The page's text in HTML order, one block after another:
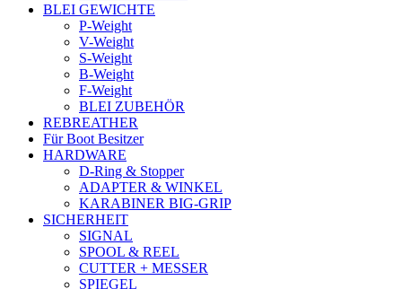
BLEI GEWICHTE
P-Weight
V-Weight
S-Weight
B-Weight
F-Weight
BLEI ZUBEHÖR
REBREATHER
Für Boot Besitzer
HARDWARE
D-Ring & Stopper
ADAPTER & WINKEL
KARABINER BIG-GRIP
SICHERHEIT
SIGNAL
SPOOL & REEL
CUTTER + MESSER
SPIEGEL